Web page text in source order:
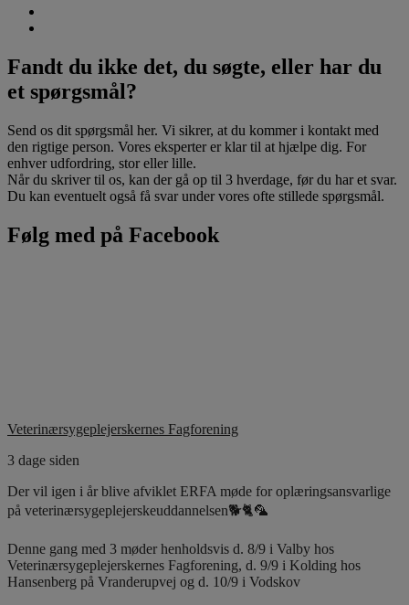
Fandt du ikke det, du søgte, eller har du
et spørgsmål?
Send os dit spørgsmål her. Vi sikrer, at du kommer i kontakt med
den rigtige person. Vores eksperter er klar til at hjælpe dig. For
enhver udfordring, stor eller lille.
Når du skriver til os, kan der gå op til 3 hverdage, før du har et svar.
Du kan eventuelt også få svar under vores ofte stillede spørgsmål.
Følg med på Facebook
Veterinærsygeplejerskernes Fagforening
3 dage siden
Der vil igen i år blive afviklet ERFA møde for oplæringsansvarlige
på veterinærsygeplejerskeuddannelsen🐕🐈🦜
Denne gang med 3 møder henholdsvis d. 8/9 i Valby hos
Veterinærsygeplejerskernes Fagforening, d. 9/9 i Kolding hos
Hansenberg på Vranderupvej og d. 10/9 i Vodskov